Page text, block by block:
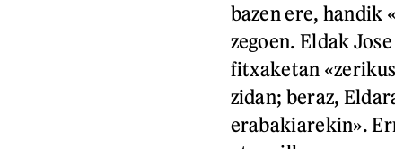
bazen ere, handik
zegoen. Eldak
fitxaketan
zidan; beraz,
erabakiarekin».